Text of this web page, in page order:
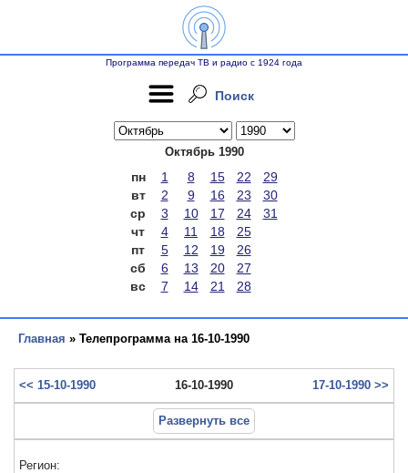
Программа передач ТВ и радио с 1924 года
Поиск
Октябрь 1990
пн 1 8 15 22
29
вт
2 9 16 23
30
ср
3 10 17 24
31
чт
4 11 18
25
пт
5 12 19
26
сб
6 13 20
27
вс
7 14 21 28
Главная » Телепрограмма на 16-10-1990
<< 15-10-1990 16-10-1990 17-10-1990 >>
Развернуть все
Регион: